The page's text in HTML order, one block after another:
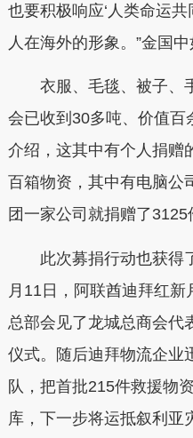
也要积极响应‘人类命运
人在海外的形象。”金国中
衣服、毛毯、被子、
会已收到30多吨、价值百
介绍，这其中有个人捐赠
百箱物资，其中有电脑公
团一家公司就捐赠了3125
此次募捐行动也获得
月11日，阿联酋迪拜红
总部会见了龙城总商会代
仪式。随后迪拜物流企业
队，把首批215件救援物
库，下一步将运抵叙利亚